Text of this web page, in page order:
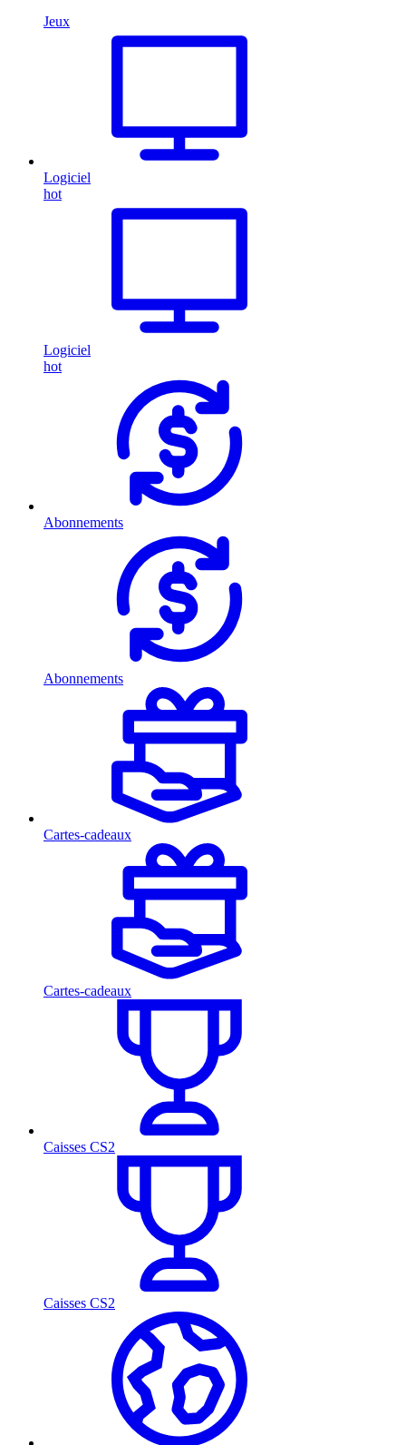
Jeux
Logiciel
hot
Logiciel
hot
Abonnements
Abonnements
Cartes-cadeaux
Cartes-cadeaux
Caisses CS2
Caisses CS2